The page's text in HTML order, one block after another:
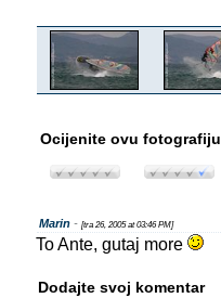
Ocijenite ovu fotografiju
Marin - [tra 26, 2005 at 03:46 PM]
To Ante, gutaj more
Dodajte svoj komentar